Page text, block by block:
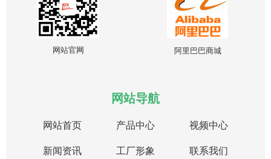
网站官网 阿里巴巴商城
网站导航
网站首页 产品中心
视频中心
新闻资讯
工厂形象 联系我们